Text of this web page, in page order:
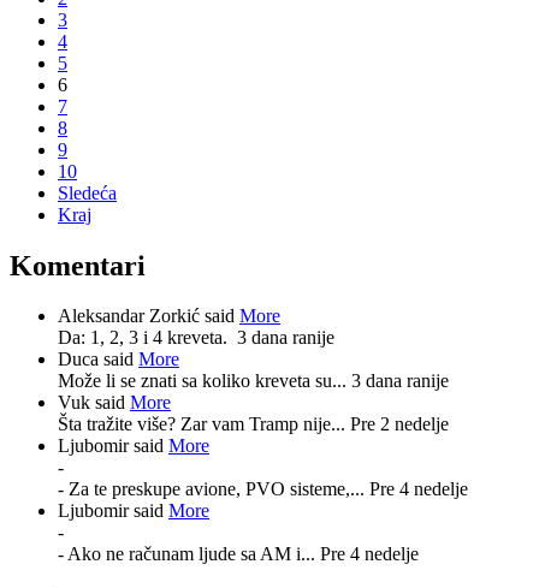
3
4
5
6
7
8
9
10
Sledeća
Kraj
Komentari
Aleksandar Zorkić said More
Da: 1, 2, 3 i 4 kreveta. 3 dana ranije
Duca said More
Može li se znati sa koliko kreveta su... 3 dana ranije
Vuk said More
Šta tražite više? Zar vam Tramp nije... Pre 2 nedelje
Ljubomir said More
-
- Za te preskupe avione, PVO sisteme,... Pre 4 nedelje
Ljubomir said More
-
- Ako ne računam ljude sa AM i... Pre 4 nedelje